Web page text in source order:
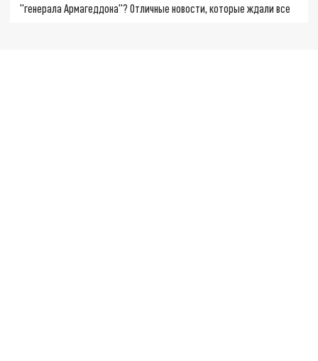
"генерала Армагеддона"? Отличные новости, которые ждали все